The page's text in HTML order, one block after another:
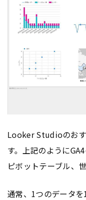
Looker Studioのお
す。上記のように
ピボットテーブル、
通常、1つのデータ